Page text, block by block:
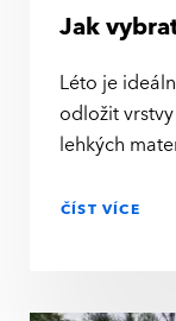
Jak
Léto je
odložit
lehkých
ČÍST VÍCE